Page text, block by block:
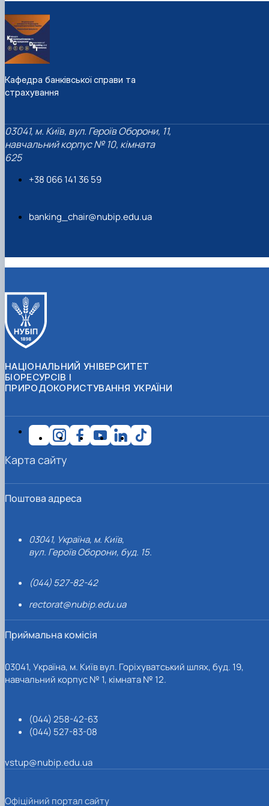
Кафедра банківської справи та
страхування
03041, м. Київ, вул. Героїв Оборони, 11,
навчальний корпус № 10, кімната
625
+38 066 141 36 59
banking_chair@nubip.edu.ua
НАЦІОНАЛЬНИЙ УНІВЕРСИТЕТ
БІОРЕСУРСІВ І
ПРИРОДОКОРИСТУВАННЯ УКРАЇНИ
Поштова адреса
03041, Україна, м. Київ,
вул. Героїв Оборони, буд. 15.
(044) 527-82-42
rectorat@nubip.edu.ua
Приймальна комісія
03041, Україна, м. Київ вул. Горіхуватський шлях, буд. 19,
навчальний корпус № 1, кімната № 12.
(044) 258-42-63
(044) 527-83-08
vstup@nubip.edu.ua
Карта сайту
Офіційний портал сайту